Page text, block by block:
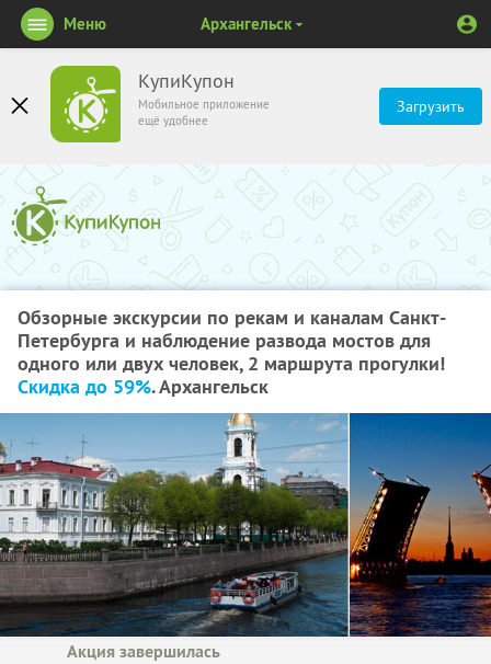
КупиКупон
Мобильное приложение
ещё удобнее
Загрузить
Меню Архангельск
Обзорные экскурсии по рекам и каналам Санкт-
Петербурга и наблюдение развода мостов для
одного или двух человек, 2 маршрута прогулки!
Скидка до 59%. Архангельск
Акция завершилась